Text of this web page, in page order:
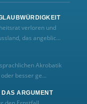
verloren und
das angeblic...
Akrobatik
besser ge...
ARGUMENT